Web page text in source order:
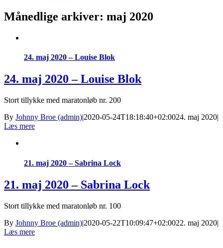
Månedlige arkiver: maj 2020
24. maj 2020 – Louise Blok
24. maj 2020 – Louise Blok
Stort tillykke med maratonløb nr. 200
By Johnny Broe (admin)|2020-05-24T18:18:40+02:0024. maj 2020|
Læs mere
21. maj 2020 – Sabrina Lock
21. maj 2020 – Sabrina Lock
Stort tillykke med maratonløb nr. 100
By Johnny Broe (admin)|2020-05-22T10:09:47+02:0022. maj 2020|
Læs mere